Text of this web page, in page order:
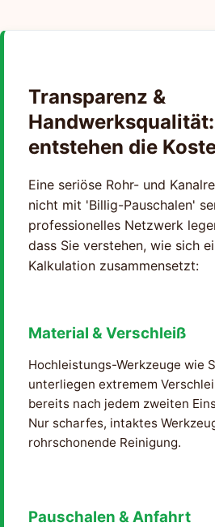
Transparenz &
entstehen die
Eine seriöse Rohr- und
nicht mit 'Billig-Pauschalen'
professionelles Netzwerk
dass Sie verstehen, wie sich
Kalkulation zusammensetzt:
Material & Verschleiß
Hochleistungs-Werkzeuge wie
unterliegen extremem
bereits nach jedem zweiten
Nur scharfes, intaktes
rohrschonende Reinigung.
Pauschalen & Anfahrt